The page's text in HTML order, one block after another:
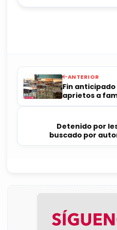
ANTERIOR
Fin
aprietos a
Detenido por
buscado por